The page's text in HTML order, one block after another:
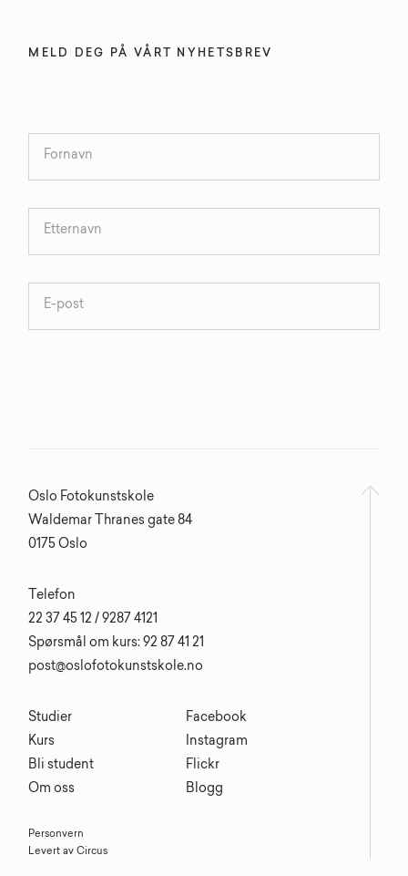
MELD DEG PÅ VÅRT NYHETSBREV
Oslo Fotokunstskole
Waldemar Thranes gate 84
0175 Oslo
Studier
Kurs
Bli student
Om oss
Telefon
22 37 45 12 / 9287 4121
Spørsmål om kurs: 92 87 41 21
post@oslofotokunstskole.no
Facebook
Instagram
Flickr
Blogg
Personvern
Levert av Circus